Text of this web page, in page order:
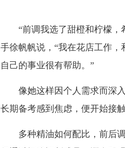
“前调我选了甜橙和柠檬，
手徐帆帆说，“我在花店工作
自己的事业很有帮助。”
像她这样因个人需求而深
长期备考感到焦虑，便开始接
多种精油如何配比，前后